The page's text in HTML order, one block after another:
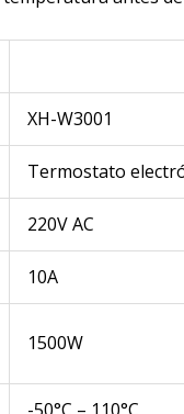
XH-W3001
Termostato
220V AC
10A
1500W
-50°C – 110°C